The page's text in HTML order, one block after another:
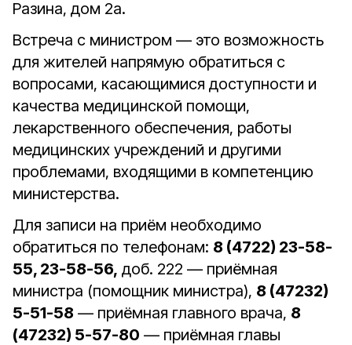
Разина, дом 2а.
Встреча с министром — это возможность
для жителей напрямую обратиться с
вопросами, касающимися доступности и
качества медицинской помощи,
лекарственного обеспечения, работы
медицинских учреждений и другими
проблемами, входящими в компетенцию
министерства.
Для записи на приём необходимо
обратиться по телефонам: 8 (4722) 23-58-
55, 23-58-56, доб. 222 — приёмная
министра (помощник министра), 8 (47232)
5-51-58 — приёмная главного врача, 8
(47232) 5-57-80 — приёмная главы